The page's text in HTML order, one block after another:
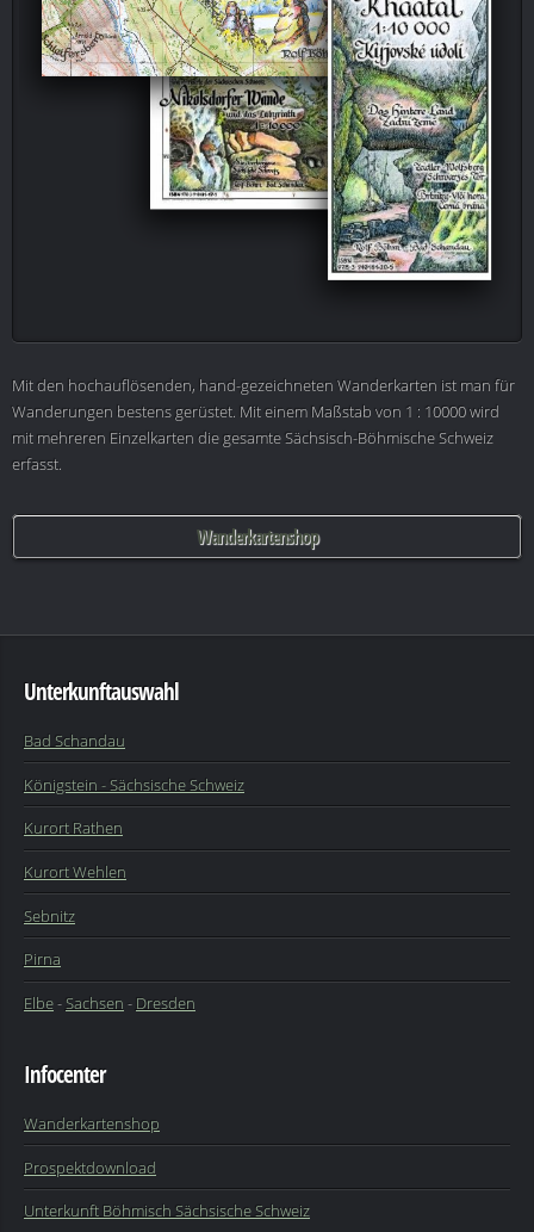
Mit den hochauflösenden, hand-gezeichneten Wanderkarten ist man für
Wanderungen bestens gerüstet. Mit einem Maßstab von 1 : 10000 wird
mit mehreren Einzelkarten die gesamte Sächsisch-Böhmische Schweiz
erfasst.
Wanderkartenshop
Unterkunftauswahl
Bad Schandau
Königstein - Sächsische Schweiz
Kurort Rathen
Kurort Wehlen
Sebnitz
Pirna
Elbe-Sachsen - Dresden
Infocenter
Wanderkartenshop
Prospektdownload
Unterkunft Böhmisch Sächsische Schweiz